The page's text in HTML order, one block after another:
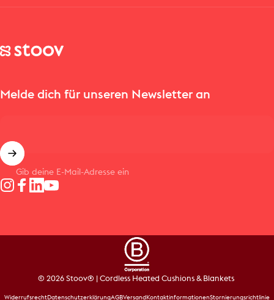
Stoov® | Cordless Heated Cushions & Blankets
Melde dich für unseren Newsletter an
Gib deine E-Mail-Adresse ein
© 2026 Stoov® | Cordless Heated Cushions & Blankets
WiderrufsrechtDatenschutzerklärungAGBVersand KontaktinformationenStornierungsrichtlinie